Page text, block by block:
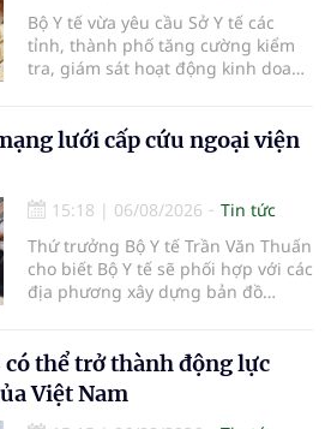
những người yêu thích cà phê.
Bộ Y tế vừa yêu cầu Sở Y tế các
tỉnh, thành phố tăng cường kiểm
tra, giám sát hoạt động kinh doanh
lưới cấp cứu ngoại viện
15:18 | 06/08/2026
Tin tức
Thứ trưởng Bộ Y tế Trần Văn Thuấn
cho biết Bộ Y tế sẽ phối hợp với các
địa phương xây dựng bản đồ
thiện cơ chế tài chính và đa dạng
hóa phương tiện nhằm nâng cao
năng lực cấp cứu trước viện trên
thể trở thành động lực
Việt Nam